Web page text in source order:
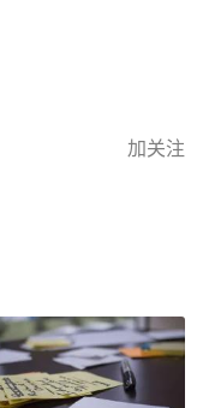
加关注